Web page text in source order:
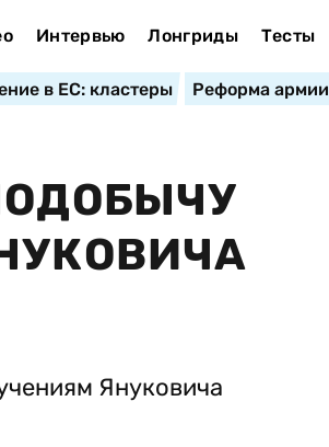
Интервью Лонгриды Тесты
в ЕС: кластеры Реформа армии